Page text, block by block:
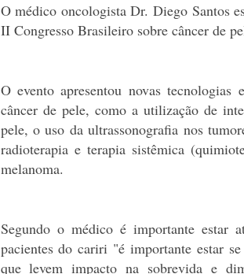
O médico oncologista Dr. Diego Santos
II Congresso Brasileiro sobre câncer de
O evento apresentou novas
câncer de pele, como a utilização de
pele, o uso da ultrassonografia nos
radioterapia e terapia sistêmica
melanoma.
Segundo o médico é importante estar
pacientes do cariri "é importante estar
que levem impacto na sobrevida e